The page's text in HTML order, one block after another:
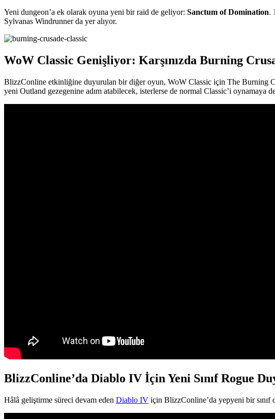
Yeni dungeon’a ek olarak oyuna yeni bir raid de geliyor: Sanctum of Domination.
Sylvanas Windrunner da yer alıyor.
WoW Classic Genişliyor: Karşınızda Burning
BlizzConline etkinliğine duyurulan bir diğer oyun, WoW Classic için The Burning
yeni Outland gezegenine adım atabilecek, isterlerse de normal Classic’i oynamaya
BlizzConline’da Diablo IV İçin Yeni Sınıf Rogue
Hâlâ geliştirme süreci devam eden Diablo IV için BlizzConline’da yepyeni bir sınıf